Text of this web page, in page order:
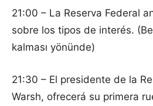
21:00 – La Reserva Federal
sobre los tipos de interés.
kalması yönünde)
21:30 – El presidente de la
Warsh, ofrecerá su primera